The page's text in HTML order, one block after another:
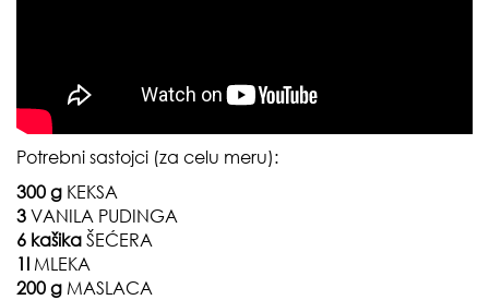
Potrebni sastojci (za celu meru):
300 g KEKSA
3 VANILA PUDINGA
6 kašika ŠEĆERA
1l MLEKA
200 g MASLACA